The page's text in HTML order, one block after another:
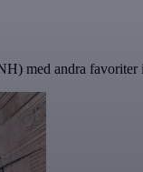
med andra favoriter